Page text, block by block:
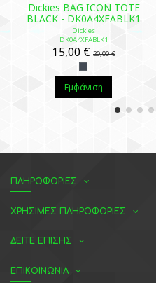
Dickies BAG ICON TOTE
BLACK - DK0A4XFABLK1
Dickies
DK0A4XFABLK1
15,00 € 20,00 €
Εμφάνιση
ΠΛΗΡΟΦΟΡΙΕΣ
ΧΡΗΣΙΜΕΣ ΠΛΗΡΟΦΟΡΙΕΣ
ΔΕΙΤΕ ΕΠΙΣΗΣ
ΕΠΙΚΟΙΝΩΝΙΑ